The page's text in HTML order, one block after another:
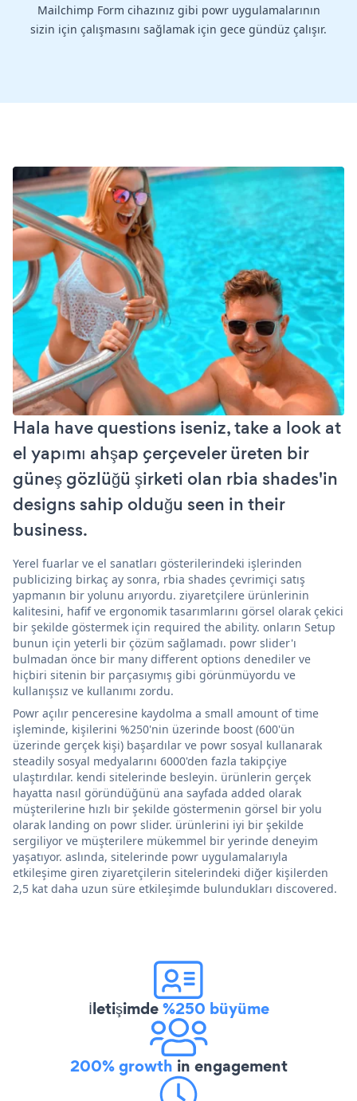
Mailchimp Form cihazınız gibi powr uygulamalarının
sizin için çalışmasını sağlamak için gece gündüz çalışır.
Hala have questions iseniz, take a look at
el yapımı ahşap çerçeveler üreten bir
güneş gözlüğü şirketi olan rbia shades'in
designs sahip olduğu seen in their
business.
Yerel fuarlar ve el sanatları gösterilerindeki işlerinden
publicizing birkaç ay sonra, rbia shades çevrimiçi satış
yapmanın bir yolunu arıyordu. ziyaretçilere ürünlerinin
kalitesini, hafif ve ergonomik tasarımlarını görsel olarak çekici
bir şekilde göstermek için required the ability. onların Setup
bunun için yeterli bir çözüm sağlamadı. powr slider'ı
bulmadan önce bir many different options denediler ve
hiçbiri sitenin bir parçasıymış gibi görünmüyordu ve
kullanışsız ve kullanımı zordu.
Powr açılır penceresine kaydolma a small amount of time
işleminde, kişilerini %250'nin üzerinde boost (600'ün
üzerinde gerçek kişi) başardılar ve powr sosyal kullanarak
steadily sosyal medyalarını 6000'den fazla takipçiye
ulaştırdılar. kendi sitelerinde besleyin. ürünlerin gerçek
hayatta nasıl göründüğünü ana sayfada added olarak
müşterilerine hızlı bir şekilde göstermenin görsel bir yolu
olarak landing on powr slider. ürünlerini iyi bir şekilde
sergiliyor ve müşterilere mükemmel bir yerinde deneyim
yaşatıyor. aslında, sitelerinde powr uygulamalarıyla
etkileşime giren ziyaretçilerin sitelerindeki diğer kişilerden
2,5 kat daha uzun süre etkileşimde bulundukları discovered.
İletişimde%250 büyüme
200% growth in engagement